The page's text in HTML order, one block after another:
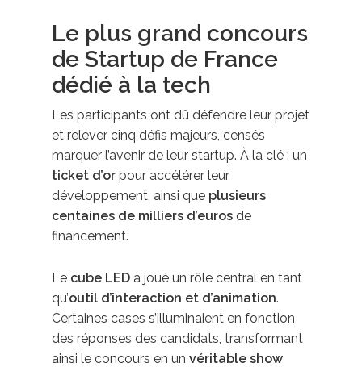
Le plus grand concours
de Startup de France
dédié à la tech
Les participants ont dû défendre leur projet
et relever cinq défis majeurs, censés
marquer l’avenir de leur startup. À la clé : un
ticket d’or pour accélérer leur
développement, ainsi que plusieurs
centaines de milliers d’euros de
financement.
Le cube LED a joué un rôle central en tant
qu’outil d’interaction et d’animation.
Certaines cases s’illuminaient en fonction
des réponses des candidats, transformant
ainsi le concours en un véritable show